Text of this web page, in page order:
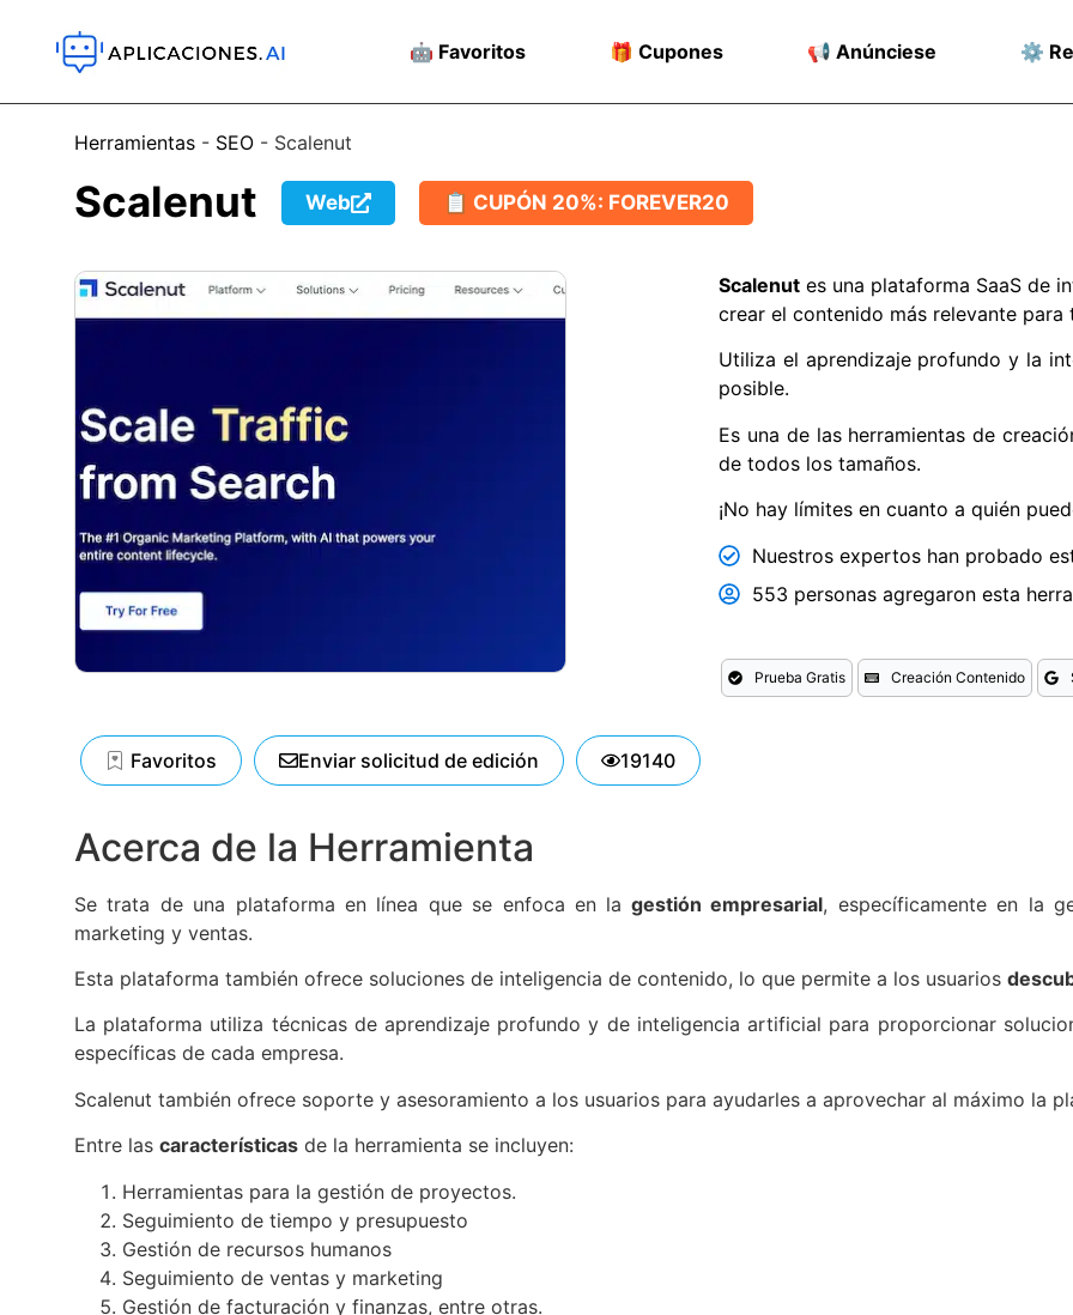
🤖 Favoritos 🎁 Cupones 📢 Anúnciese ⚙️
Herramientas - SEO - Scalenut
Scalenut Web 📋 CUPÓN 20%: FOREVER20
Scalenut es una plataforma SaaS de
crear el contenido más relevante para
Utiliza el aprendizaje profundo y la
posible.
Es una de las herramientas de
de todos los tamaños.
¡No hay límites en cuanto a quién
Nuestros expertos han probado
553 personas agregaron esta
Prueba Gratis Creación Contenido
Favoritos Enviar solicitud de edición 19140
Acerca de la Herramienta
Se trata de una plataforma en línea que se enfoca en la gestión empresarial, específicamente en la
marketing y ventas.
Esta plataforma también ofrece soluciones de inteligencia de contenido, lo que permite a los usuarios
La plataforma utiliza técnicas de aprendizaje profundo y de inteligencia artificial para proporcionar
específicas de cada empresa.
Scalenut también ofrece soporte y asesoramiento a los usuarios para ayudarles a aprovechar al máximo la
Entre las características de la herramienta se incluyen:
Herramientas para la gestión de proyectos.
Seguimiento de tiempo y presupuesto
Gestión de recursos humanos
Seguimiento de ventas y marketing
Gestión de facturación y finanzas, entre otras.